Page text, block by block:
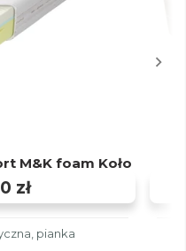
M&K foam Koło
zł
pianka